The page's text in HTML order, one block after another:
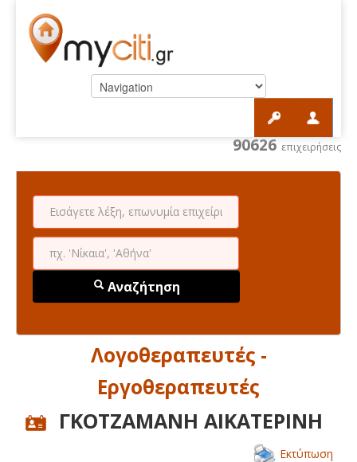
90626 επιχειρήσεις
Αναζήτηση
Λογοθεραπευτές -
Εργοθεραπευτές
ΓΚΟΤΖΑΜΑΝΗ ΑΙΚΑΤΕΡΙΝΗ
Εκτύπωση